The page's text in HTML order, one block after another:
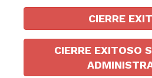
CIERRE
CIERRE EXITOSO